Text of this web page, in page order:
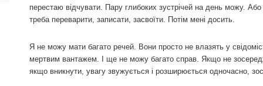
перестаю відчувати. Пару глибоких зустрічей на день можу.
треба переварити, записати, засвоїти. Потім мені досить.
Я не можу мати багато речей. Вони просто не влазять у
мертвим вантажем. І ще не можу багато справ. Якщо не
якщо вникнути, увагу звужується і розширюється одночасно,